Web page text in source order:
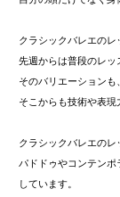
クラシックバレエのレ
先週からは普段のレッ
そのバリエーションも、
そこからも技術や表現
クラシックバレエのレ
パドドゥやコンテンポ
しています。